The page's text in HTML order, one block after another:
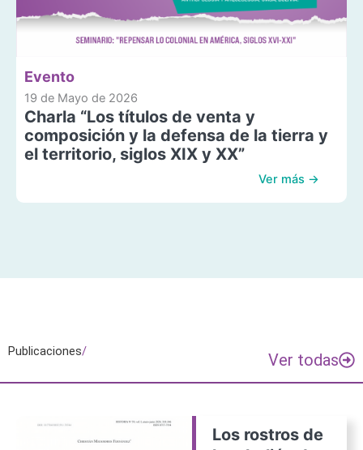
Evento
19 de Mayo de 2026
Charla “Los títulos de venta y
composición y la defensa de la tierra y
el territorio, siglos XIX y XX”
Ver más →
Publicaciones/ Ver todas
Los rostros de